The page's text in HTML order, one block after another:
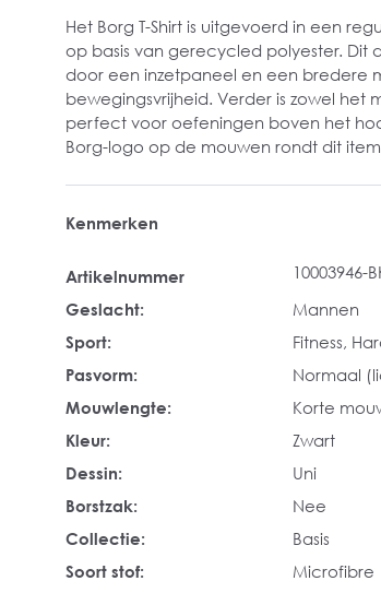
Het Borg T-Shirt is uitgevoerd in een
op basis van gerecycled polyester. Dit
door een inzetpaneel en een bredere
bewegingsvrijheid. Verder is zowel het
perfect voor oefeningen boven het
Borg-logo op de mouwen rondt dit
Kenmerken
Artikelnummer
10003946-
Geslacht:
Mannen
Sport:
Fitness,
Pasvorm:
Normaal
Mouwlengte:
Korte
Kleur:
Zwart
Dessin:
Uni
Borstzak:
Nee
Collectie:
Basis
Soort stof:
Microfibre